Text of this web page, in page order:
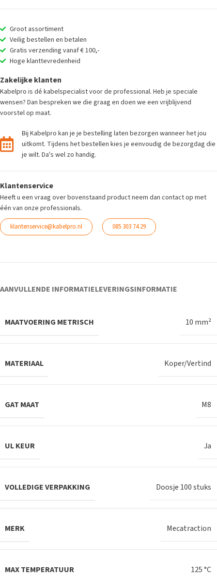
Groot assortiment
Veilig bestellen en betalen
Gratis verzending vanaf € 100,-
Hoge klanttevredenheid
Zakelijke klanten
Kabelpro is dé kabelspecialist voor de professional. Heb je speciale
wensen? Dan bespreken we die graag en doen we een vrijblijvend
voorstel op maat.
Bij Kabelpro kan je je bestelling laten bezorgen wanneer het jou
uitkomt. Tijdens het bestellen kies je eenvoudig de bezorgdag die
je wilt. Da's wel zo handig.
Klantenservice
Heeft u een vraag over bovenstaand product neem dan contact op met
één van onze professionals.
klantenservice@kabelpro.nl 085 303 74 29
AANVULLENDE INFORMATIELEVERINGSINFORMATIE
MAATVOERING METRISCH 10 mm²
MATERIAAL Koper/Vertind
GAT MAAT M8
UL KEUR Ja
VOLLEDIGE VERPAKKING Doosje 100 stuks
MERK Mecatraction
MAX TEMPERATUUR 125 °C